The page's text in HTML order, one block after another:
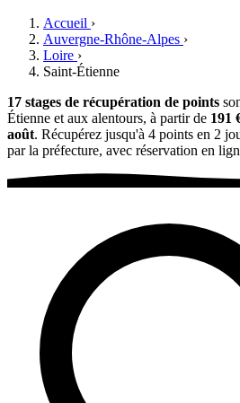
Accueil ›
Auvergne-Rhône-Alpes ›
Loire ›
Saint-Étienne
17 stages de récupération de points
Étienne et aux alentours, à partir de 191
août. Récupérez jusqu'à 4 points en 2
par la préfecture, avec réservation en